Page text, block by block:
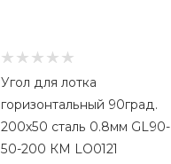
Угол для лотка
горизонтальный 90град.
200х50 сталь 0.8мм GL90-
50-200 КМ LO0121